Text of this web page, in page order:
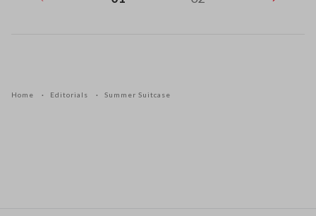
Home Editorials Summer Suitcase